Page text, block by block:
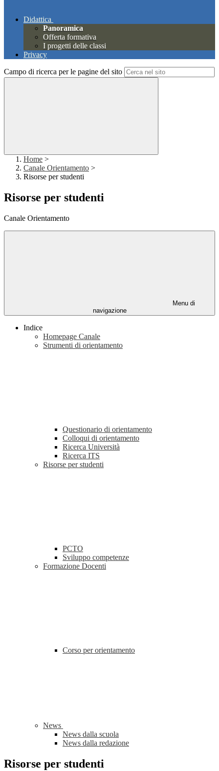
Didattica
Panoramica
Offerta formativa
I progetti delle classi
Privacy
Campo di ricerca per le pagine del sito
Home >
Canale Orientamento >
Risorse per studenti
Risorse per studenti
Canale Orientamento
Menu di
navigazione
Indice
Homepage Canale
Strumenti di orientamento
Questionario di orientamento
Colloqui di orientamento
Ricerca Università
Ricerca ITS
Risorse per studenti
PCTO
Sviluppo competenze
Formazione Docenti
Corso per orientamento
News
News dalla scuola
News dalla redazione
Risorse per studenti